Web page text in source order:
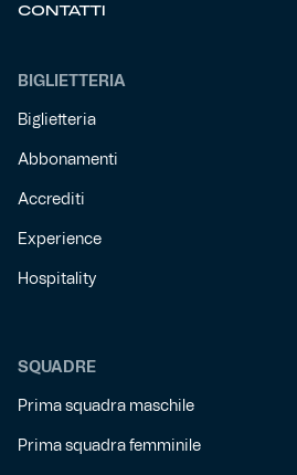
CONTATTI
BIGLIETTERIA
Biglietteria
Abbonamenti
Accrediti
Experience
Hospitality
SQUADRE
Prima squadra maschile
Prima squadra femminile